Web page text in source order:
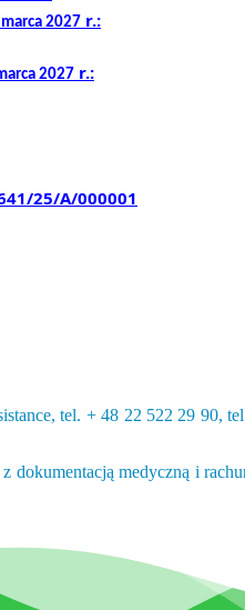
2027 r.:
2027 r.:
/25/A/000001
tel. + 48 22 522 29 90,
dokumentacją medyczną i